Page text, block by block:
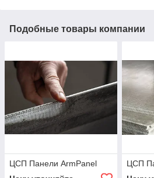
Подобные товары компании
ЦСП Панели ArmPanel
ЦСП